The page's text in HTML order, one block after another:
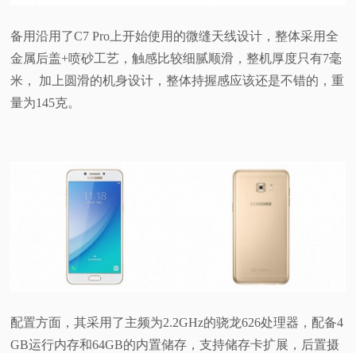
题
备用沿用了C7 Pro上开始使用的微缝天线设计，整体采用全
金属后盖+喷砂工艺，触感比较细腻顺滑，整机厚度只有7毫
米， 加上圆滑的机身设计，整体持握感应该还是不错的，重
量为145克。
配置方面，其采用了主频为2.2GHz的骁龙626处理器，配备4
GB运行内存和64GB的内置储存，支持储存卡扩展，后置摄